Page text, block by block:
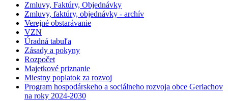
Zmluvy, Faktúry, Objednávky
Zmluvy, faktúry, objednávky - archív
Verejné obstarávanie
VZN
Úradná tabuľa
Zásady a pokyny
Rozpočet
Majetkové priznanie
Miestny poplatok za rozvoj
Program hospodárskeho a sociálneho rozvoja obce Gerlachov
na roky 2024-2030